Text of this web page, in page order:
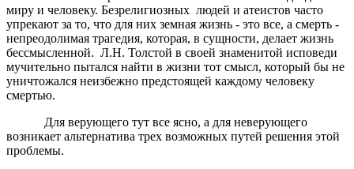
миру и человеку. Безрелигиозных людей и атеистов часто
упрекают за то, что для них земная жизнь - это все, а смерть -
непреодолимая трагедия, которая, в сущности, делает жизнь
бессмысленной. Л.Н. Толстой в своей знаменитой исповеди
мучительно пытался найти в жизни тот смысл, который бы не
уничтожался неизбежно предстоящей каждому человеку
смертью.
Для верующего тут все ясно, а для неверующего
возникает альтернатива трех возможных путей решения этой
проблемы.